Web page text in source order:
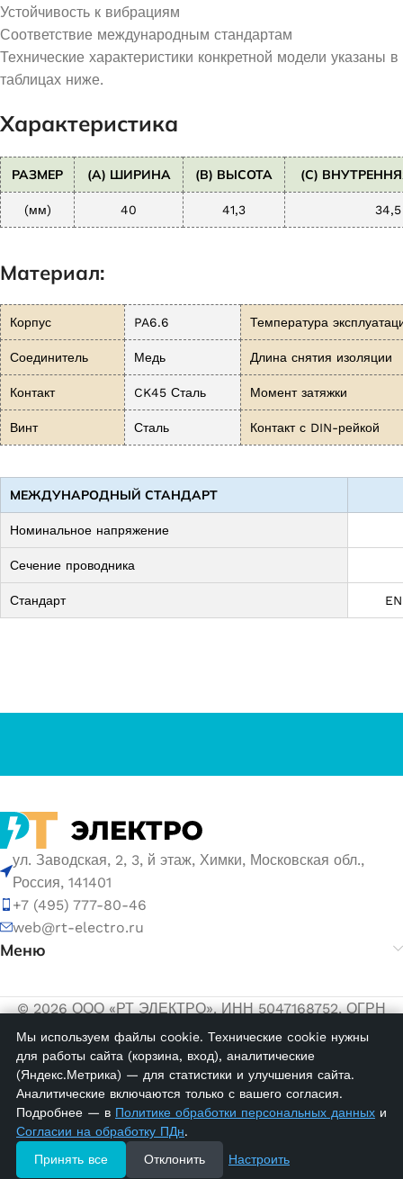
Устойчивость к вибрациям
Соответствие международным стандартам
Технические характеристики конкретной модели указаны в
таблицах ниже.
Характеристика
РАЗМЕР (A) ШИРИНА (B) ВЫСОТА (C)
(мм) 40 41,3 34,5
Материал:
Корпус PA6.6 Температура
Соединитель Медь Длина снятия изоляции
Контакт CK45 Сталь Момент затяжки
Винт Сталь Контакт с DIN-рейкой
МЕЖДУНАРОДНЫЙ СТАНДАРТ
Номинальное напряжение
Сечение проводника
Стандарт
ул. Заводская, 2, 3, й этаж, Химки, Московская обл.,
Россия, 141401
+7 (495) 777-80-46
web@rt-electro.ru
Меню
© 2026 ООО «РТ ЭЛЕКТРО». ИНН 5047168752, ОГРН
1155047005145.
Политика обработки персональных данных
Согласие на обработку персональных данных
MTK 2,5/4;
Клеммник
на DIN-
рейку 2,5-
198,00₽
14958
в
Мы используем файлы cookie. Технические cookie нужны
для работы сайта (корзина, вход), аналитические
(Яндекс.Метрика) — для статистики и улучшения сайта.
Аналитические включаются только с вашего согласия.
Подробнее — в Политике обработки персональных данных и
Согласии на обработку ПДн.
Принять все
Отклонить Настроить